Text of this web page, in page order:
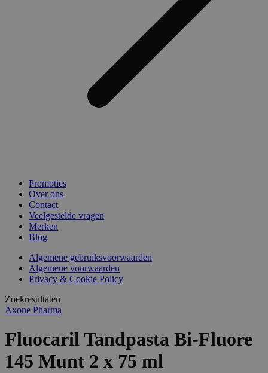
Promoties
Over ons
Contact
Veelgestelde vragen
Merken
Blog
Algemene gebruiksvoorwaarden
Algemene voorwaarden
Privacy & Cookie Policy
Zoekresultaten
Axone Pharma
Fluocaril Tandpasta Bi-Fluore
145 Munt 2 x 75 ml